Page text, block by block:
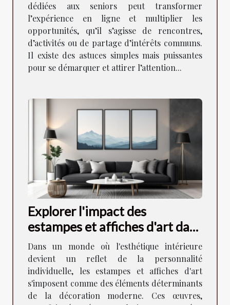
dédiées aux seniors peut transformer
l’expérience en ligne et multiplier les
opportunités, qu’il s’agisse de rencontres,
d’activités ou de partage d’intérêts communs.
Il existe des astuces simples mais puissantes
pour se démarquer et attirer l’attention...
Explorer l'impact des
estampes et affiches d'art dans
la décoration moderne
Dans un monde où l'esthétique intérieure
devient un reflet de la personnalité
individuelle, les estampes et affiches d'art
s'imposent comme des éléments déterminants
de la décoration moderne. Ces œuvres,